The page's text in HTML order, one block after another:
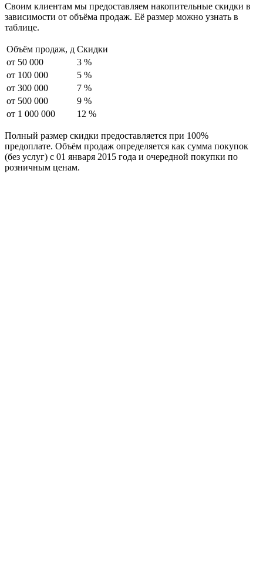
Своим клиентам мы предоставляем накопительные скидки в
зависимости от объёма продаж. Её размер можно узнать в
таблице.
Объём продаж, д Скидки
от 50 000
3 %
от 100 000
5 %
от 300 000
7 %
от 500 000
9 %
от 1 000 000
12 %
Полный размер скидки предоставляется при 100%
предоплате. Объём продаж определяется как сумма покупок
(без услуг) с 01 января 2015 года и очередной покупки по
розничным ценам.